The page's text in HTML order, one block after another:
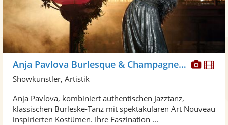
Anja Pavlova Burlesque & Champagnerglass
Showkünstler, Artistik
Anja Pavlova, kombiniert authentischen Jazztanz,
klassischen Burleske-Tanz mit spektakulären Art Nouveau
inspirierten Kostümen. Ihre Faszination ...